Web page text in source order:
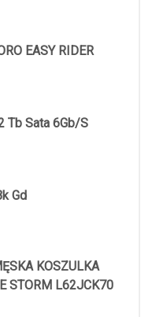
EASY RIDER
Tb Sata 6Gb/S
Gd
KOSZULKA
STORM L62JCK70